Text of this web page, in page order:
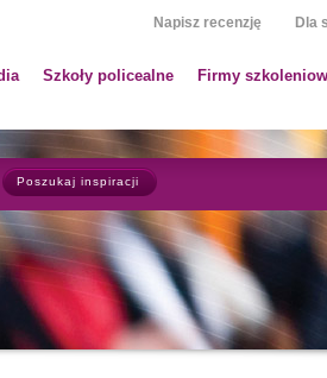
Napisz recenzję Dla
Szkoły policealne Firmy
Poszukaj inspiracji